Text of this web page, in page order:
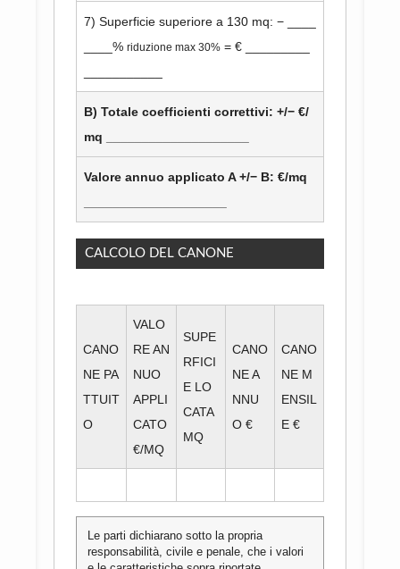
7) Superficie superiore a 130 mq: − ____
____% riduzione max 30% = € _________
B) Totale coefficienti correttivi: +/− €/
mq ____________________
Valore annuo applicato A +/− B: €/mq
CALCOLO DEL CANONE
CANO
NE PA
TTUIT
O
VALO
RE AN
NUO
APPLI
CATO
€/MQ
SUPE
RFICI
E LO
CATA
MQ
CANO
NE A
NNU
O €
CANO
NE M
ENSIL
E €
Le parti dichiarano sotto la propria
responsabilità, civile e penale, che i valori